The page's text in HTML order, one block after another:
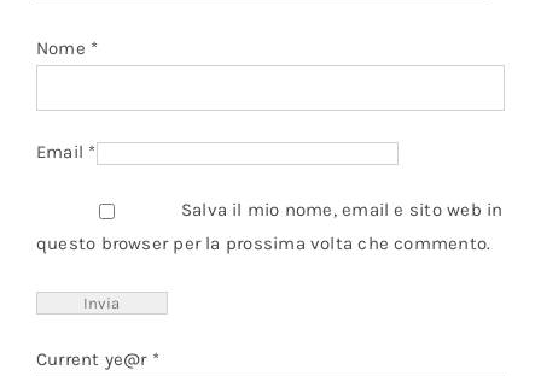
Nome *
Email *
Salva il mio nome, email e sito web in
questo browser per la prossima volta che commento.
Current ye@r *